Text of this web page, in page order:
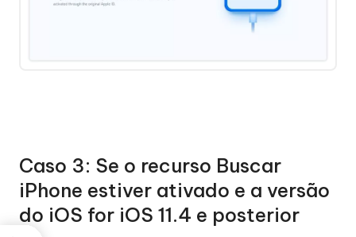
Caso 3: Se o recurso Buscar
iPhone estiver ativado e a versão
do iOS for iOS 11.4 e posterior